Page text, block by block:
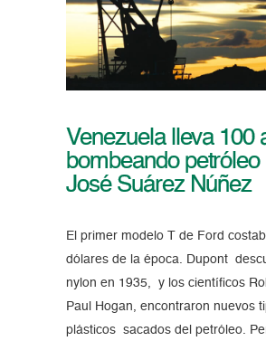
Venezuela lleva 100
bombeando petróleo
José Suárez Núñez
El primer modelo T de Ford
dólares de la época. Dupont
nylon en 1935, y los científicos
Paul Hogan, encontraron nuevos
plásticos sacados del petróleo.